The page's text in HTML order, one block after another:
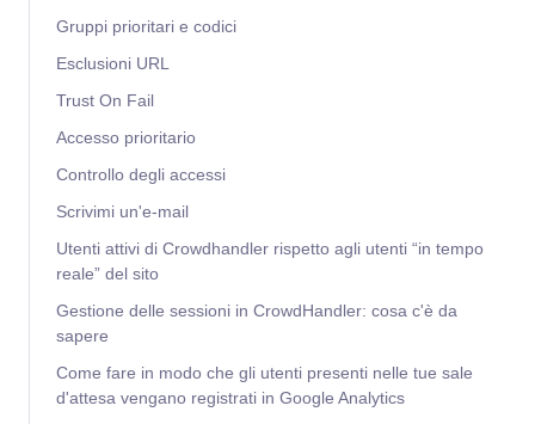
Gruppi prioritari e codici
Esclusioni URL
Trust On Fail
Accesso prioritario
Controllo degli accessi
Scrivimi un'e-mail
Utenti attivi di Crowdhandler rispetto agli utenti “in tempo
reale” del sito
Gestione delle sessioni in CrowdHandler: cosa c'è da
sapere
Come fare in modo che gli utenti presenti nelle tue sale
d'attesa vengano registrati in Google Analytics